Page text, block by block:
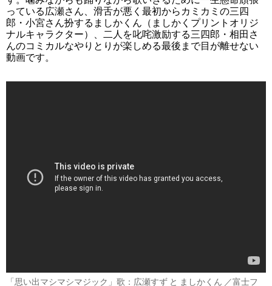
っている広瀬さん、滑舌が悪く最初からカミカミの三四
郎・小宮さん扮するましかくん（ましかくプリントオリジ
ナルキャラクター）、二人を叱咤激励する三四郎・相田さ
んのコミカルなやりとりが楽しめる最後まで目が離せない
動画です。
「思い出マシマシマジック」歌：広瀬すず と ましかくん ／富士フ